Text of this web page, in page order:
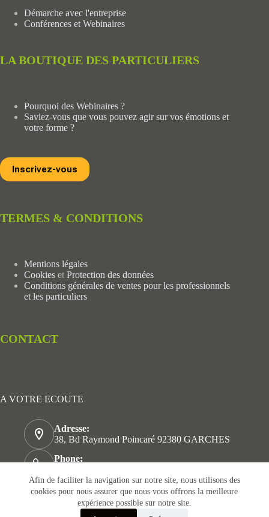
Afin de faciliter la navigation sur notre site, nous utilisons des
cookies pour nous assurer que nous vous offrons la meilleure
expérience possible sur notre site.
Démarche avec l'entreprise
Conférences et Webinaires
LA BOUTIQUE DES PARTICULIERS
Pourquoi des Webinaires ?
Saviez-vous que vous pouvez agir sur vos émotions et
votre forme ?
Inscrivez-vous
TERMES & CONDITIONS
Mentions légales
Cookies et Protection des données
Conditions générales de ventes pour les professionnels
et les particuliers
CONTACT
A VOTRE ECOUTE
Adresse:
38, Bd Raymond Poincaré 92380 GARCHES
Phone:
Email:
alimentum.mony@gmail.com
Copyright © 2026 CONFERENCE EN NUTRITION I